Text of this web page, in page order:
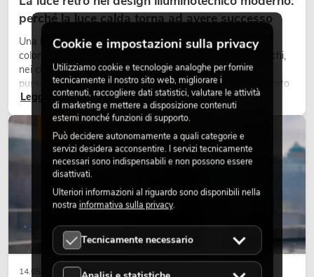
perché la luce calda torna ad avere successo
Una luce molto calda, superfici luminose visibili e accenti
colorati caratterizzano molti lighting design attuali su palchi,
nei club e negli eventi. La luce rétro non è un effetto
puramente nostalgico, ma uno strumento di design utilizzato
in modo consapevole: crea atmosfera, dona carattere alle
scene e può rendere più emozionali i setup LED tecnici.
Leggi ora
14.05.2026
LUCE
Cookie e impostazioni sulla privacy
Utilizziamo cookie e tecnologie analoghe per fornire
tecnicamente il nostro sito web, migliorare i
contenuti, raccogliere dati statistici, valutare le attività
di marketing e mettere a disposizione contenuti
esterni nonché funzioni di supporto.
Può decidere autonomamente a quali categorie e
servizi desidera acconsentire. I servizi tecnicamente
necessari sono indispensabili e non possono essere
disattivati.
Ulteriori informazioni al riguardo sono disponibili nella
nostra informativa sulla privacy.
Tecnicamente necessario